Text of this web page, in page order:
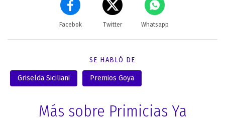
Facebok Twitter Whatsapp
SE HABLÓ DE
Griselda Siciliani Premios Goya
Más sobre Primicias Ya